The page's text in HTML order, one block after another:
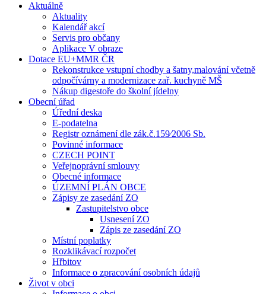
Aktuálně
Aktuality
Kalendář akcí
Servis pro občany
Aplikace V obraze
Dotace EU+MMR ČR
Rekonstrukce vstupní chodby a šatny,malování včetně
odpočívárny a modernizace zař. kuchyně MŠ
Nákup digestoře do školní jídelny
Obecní úřad
Úřední deska
E-podatelna
Registr oznámení dle zák.č.159⁄2006 Sb.
Povinné informace
CZECH POINT
Veřejnoprávní smlouvy
Obecné informace
ÚZEMNÍ PLÁN OBCE
Zápisy ze zasedání ZO
Zastupitelstvo obce
Usnesení ZO
Zápis ze zasedání ZO
Místní poplatky
Rozklikávací rozpočet
Hřbitov
Informace o zpracování osobních údajů
Život v obci